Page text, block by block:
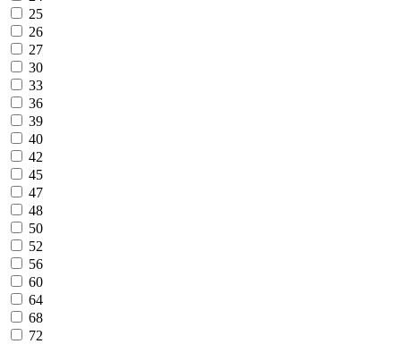
25
26
27
30
33
36
39
40
42
45
47
48
50
52
56
60
64
68
72